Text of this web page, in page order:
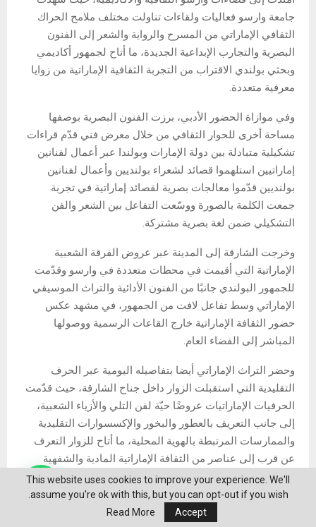
جامعة وارسو فعاليات ولقاءات تناولت مختلف ملامح الحراك
الثقافي الإماراتي من المسرح والرواية والشعر إلى الفنون
البصرية والتجارب الإبداعية الجديدة، ما أتاح لجمهور أكاديمي
وبحثي بولندي الاقتراب من التجربة الثقافية الإماراتية من زوايا
معرفية متعددة.
وفي موازاة الحضور الأدبي، برزت الفنون البصرية بوصفها
مساحة أخرى للحوار الثقافي من خلال معرض فني قدّم قراءات
تشكيلية متبادلة بين دولة الإمارات وبولندا عبر أعمال لفنانين
إماراتيين استلهموا قصائد لشعراء بولنديين وأعمال لفنانين
بولنديين قدّموا معالجات بصرية لقصائد إماراتية في تجربة
جمعت الكلمة بالصورة ووسّعت التفاعل بين الشعر والفن
التشكيلي ضمن لغة بصرية مشتركة.
وخرجت الشارقة إلى المدينة عبر عروض الفرقة الشعبية
الإماراتية التي أقيمت في محطات متعددة في وارسو وقدّمت
للجمهور البولندي جانبًا من الفنون الأدائية والتراث الموسيقي
الإماراتي وسط تفاعل لافت من الجمهور، في مشهد عكس
حضور الثقافة الإماراتية خارج القاعات الرسمية ووصولها
المباشر إلى الفضاء العام.
وحضر التراث الإماراتي أيضا بتفاصيله اليومية عبر الحرف
التقليدية التي استقبلت الزوار داخل جناح الشارقة، حيث قدّمت
الحرفيات الإماراتيات عروضًا حيّة لفن التلي والأزياء الشعبية،
إلى جانب التعريف بالعطور والبخور والإكسسوارات التقليدية
والممارسات المرتبطة بالهوية المحلية، ما أتاح للزوار التعرف
عن قرب إلى عناصر من الثقافة الإماراتية المادية والشفهية
المتوارثة.
وفي جانب صناعة الكتاب، شهدت المشاركة لقاءات مهنية بين
ناشرين إماراتيين وبولنديين ركزت على تبادل حقوق النشر
This website uses cookies to improve your experience. We'll
assume you're ok with this, but you can opt-out if you wish.
Accept
Read More